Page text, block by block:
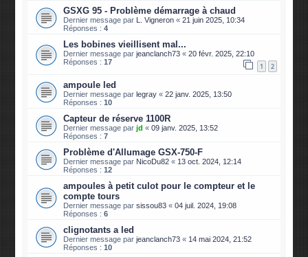
GSXG 95 - Problème démarrage à chaud
Dernier message par L. Vigneron «21 juin 2025, 10:34
Réponses :4
Les bobines vieillisent mal...
Dernier message parjeanclanch73 «20 févr. 2025, 22:10
Réponses :17 1 2
ampoule led
Dernier message parlegray «22 janv. 2025, 13:50
Réponses :10
Capteur de réserve 1100R
Dernier message parjd «09 janv. 2025, 13:52
Réponses :7
Problème d'Allumage GSX-750-F
Dernier message par NicoDu82 « 13 oct. 2024, 12:14
Réponses :12
ampoules à petit culot pour le compteur et le
compte tours
Dernier message parsissou83 «04 juil. 2024, 19:08
Réponses :6
clignotants a led
Dernier message parjeanclanch73 « 14 mai 2024, 21:52
Réponses :10